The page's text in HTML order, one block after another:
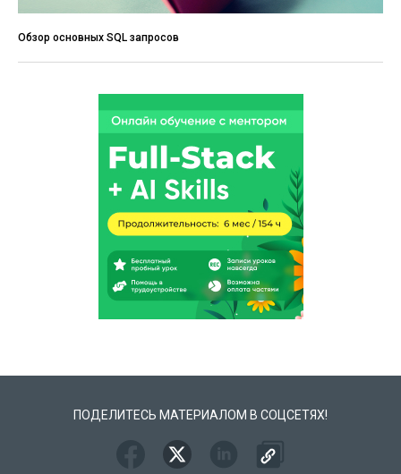
Обзор основных SQL запросов
ПОДЕЛИТЕСЬ МАТЕРИАЛОМ В СОЦСЕТЯХ!